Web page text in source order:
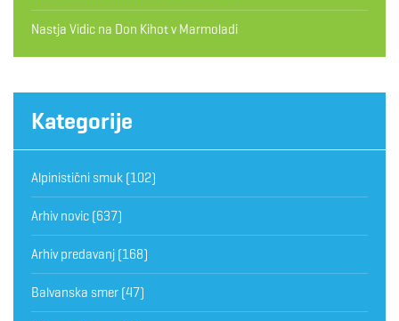
Nastja Vidic na Don Kihot v Marmoladi
Kategorije
Alpinistični smuk (102)
Arhiv novic (637)
Arhiv predavanj (168)
Balvanska smer (47)